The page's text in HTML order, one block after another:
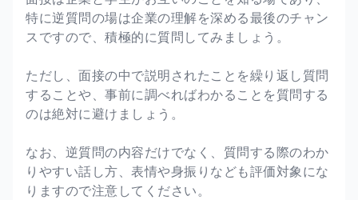
特に逆質問の場は企業の理解を深める最後のチャン
スですので、積極的に質問してみましょう。
ただし、面接の中で説明されたことを繰り返し質問
することや、事前に調べればわかることを質問する
のは絶対に避けましょう。
なお、逆質問の内容だけでなく、質問する際のわか
りやすい話し方、表情や身振りなども評価対象にな
りますので注意してください。